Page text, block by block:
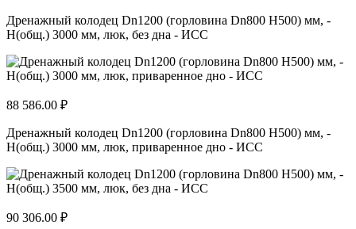
Дренажный колодец Dn1200 (горловина Dn800 H500) мм, -
H(общ.) 3000 мм, люк, без дна - ИСС
88 586.00 ₽
Дренажный колодец Dn1200 (горловина Dn800 H500) мм, -
H(общ.) 3000 мм, люк, приваренное дно - ИСС
90 306.00 ₽